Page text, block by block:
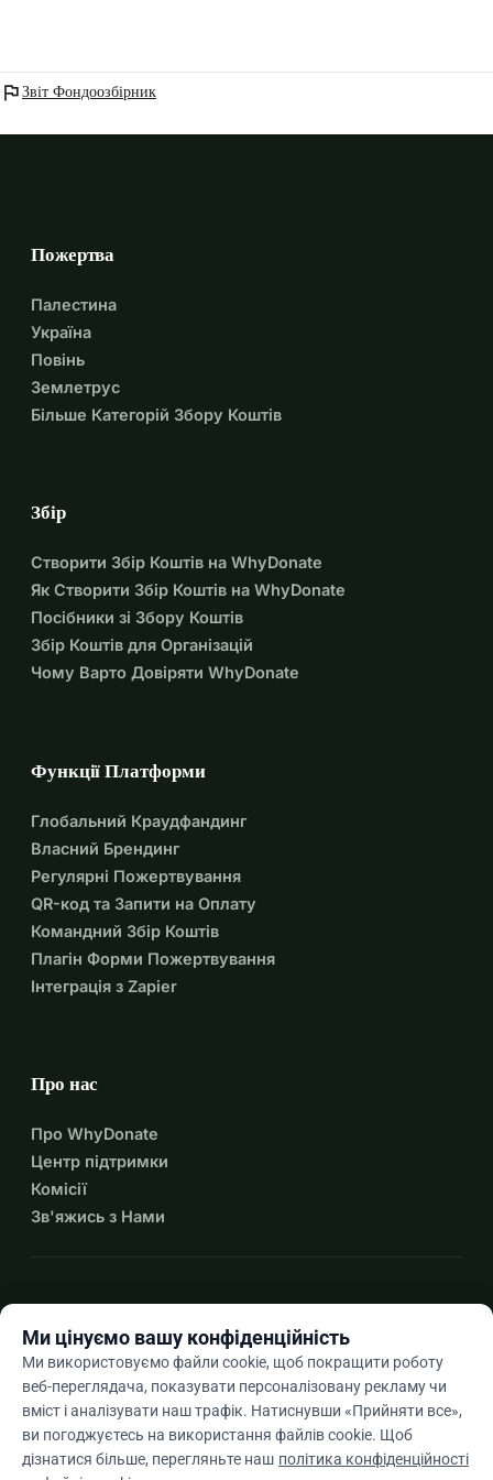
flag Звіт Фондоозбірник
Пожертва
Палестина
Україна
Повінь
Землетрус
Більше Категорій Збору Коштів
Збір
Створити Збір Коштів на WhyDonate
Як Створити Збір Коштів на WhyDonate
Посібники зі Збору Коштів
Збір Коштів для Організацій
Чому Варто Довіряти WhyDonate
Функції Платформи
Глобальний Краудфандинг
Власний Брендинг
Регулярні Пожертвування
QR-код та Запити на Оплату
Командний Збір Коштів
Плагін Форми Пожертвування
Інтеграція з Zapier
Про нас
Про WhyDonate
Центр підтримки
Комісії
Зв'яжись з Нами
Ukarrow_drop_down
★★★★★4,9 / 5 на основі 500+ відгуків
Ми цінуємо вашу конфіденційність
Ми використовуємо файли cookie, щоб покращити роботу
веб-переглядача, показувати персоналізовану рекламу чи
вміст і аналізувати наш трафік. Натиснувши «Прийняти все»,
ви погоджуєтесь на використання файлів cookie. Щоб
дізнатися більше, перегляньте наш політика конфіденційності